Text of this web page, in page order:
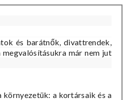
és barátnők, divattrendek,
már nem jut
környezetük: a kortársaik és a